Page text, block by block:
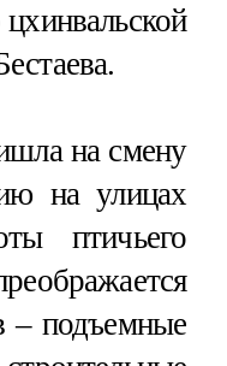
на смену
на улицах
птичьего
– подъемные